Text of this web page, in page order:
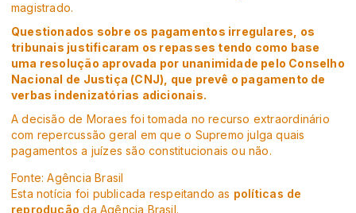
magistrado.
Questionados sobre os pagamentos irregulares, os
tribunais justificaram os repasses tendo como base
uma resolução aprovada por unanimidade pelo Conselho
Nacional de Justiça (CNJ), que prevê o pagamento de
verbas indenizatórias adicionais.
A decisão de Moraes foi tomada no recurso extraordinário
com repercussão geral em que o Supremo julga quais
pagamentos a juízes são constitucionais ou não.
Fonte: Agência Brasil
Esta notícia foi publicada respeitando as políticas de
reprodução da Agência Brasil.